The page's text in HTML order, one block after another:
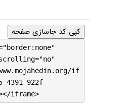
کپی کد جاسازی صفحه
if
4391-922f-
iframe>